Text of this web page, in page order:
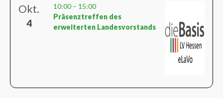
Okt.
4
10:00 – 15:00
Präsenztreffen des
erweiterten Landesvorstands